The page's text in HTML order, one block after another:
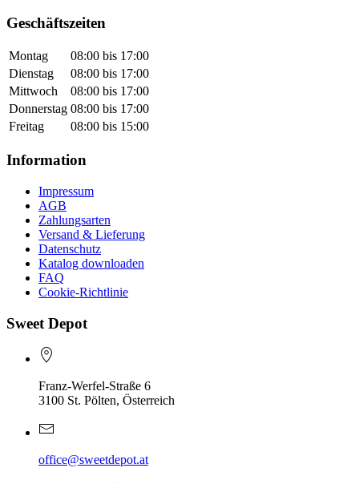
Geschäftszeiten
Montag
08:00 bis 17:00
Dienstag
08:00 bis 17:00
Mittwoch
08:00 bis 17:00
Donnerstag 08:00 bis 17:00
Freitag
08:00 bis 15:00
Information
Impressum
AGB
Zahlungsarten
Versand & Lieferung
Datenschutz
Katalog downloaden
FAQ
Cookie-Richtlinie
Sweet Depot
Franz-Werfel-Straße 6
3100 St. Pölten, Österreich
office@sweetdepot.at